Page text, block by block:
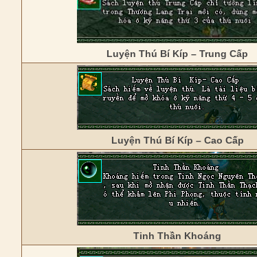
Luyện Thú Bí Kíp – Trung Cấp
Luyện Thú Bí Kíp – Cao Cấp
Tinh Thần Khoáng